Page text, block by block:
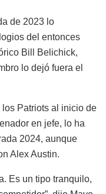
de 2023 lo
del entonces
Bill Belichick,
lo dejó fuera el
Patriots al inicio de
en jefe, lo ha
2024, aunque
Alex Austin.
Es un tipo tranquilo,